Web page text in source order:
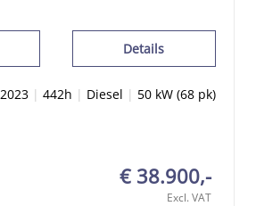
Details
2023| 442h | Diesel | 50 kW (68 pk)
€ 38.900,-
Excl. VAT